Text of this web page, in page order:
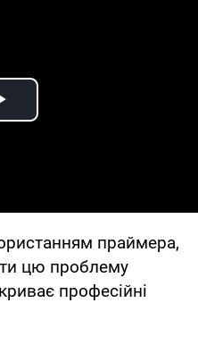
Video
праймера,
цю проблему
професійні